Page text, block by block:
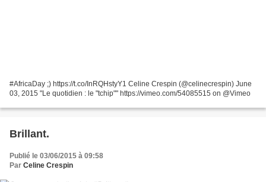
#AfricaDay ;) https://t.co/InRQHstyY1 Celine Crespin (@celinecrespin) June
03, 2015 "Le quotidien : le "tchip"" https://vimeo.com/54085515 on @Vimeo
Brillant.
Publié le 03/06/2015 à 09:58
Par Celine Crespin